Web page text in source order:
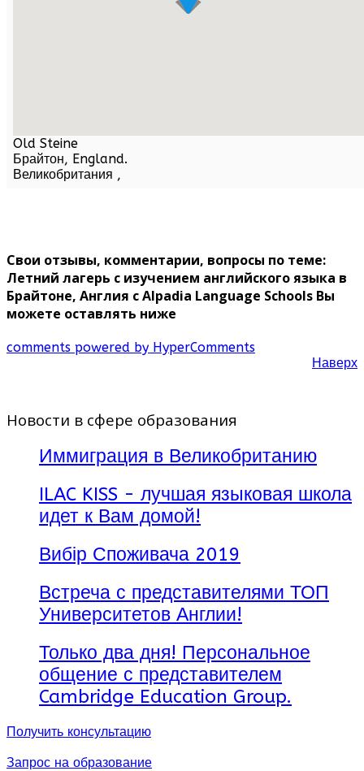
Old Steine
Брайтон, England.
Великобритания ,
Свои отзывы, комментарии, вопросы по теме:
Летний лагерь с изучением английского языка в
Брайтоне, Англия с Alpadia Language Schools Вы
можете оставлять ниже
comments powered by HyperComments
Наверх
Новости в сфере образования
Иммиграция в Великобританию
ILAC KISS - лучшая языковая школа
идет к Вам домой!
Вибір Споживача 2019
Встреча с представителями ТОП
Университетов Англии!
Только два дня! Персональное
общение с представителем
Cambridge Education Group.
Получить консультацию
Запрос на образование